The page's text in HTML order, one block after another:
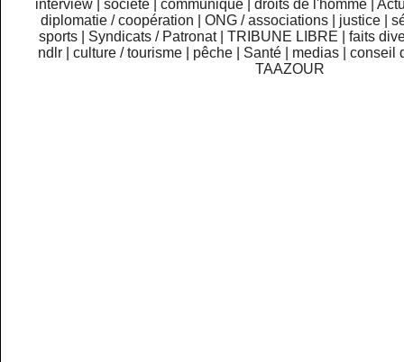
interview
|société |communiqué |droits de l'homme |
diplomatie / coopération
ONG / associations justice
sports
Syndicats / Patronat TRIBUNE LIBRE
faits
ndlr
|culture / tourisme pêche Santé medias |conseil
TAAZOUR